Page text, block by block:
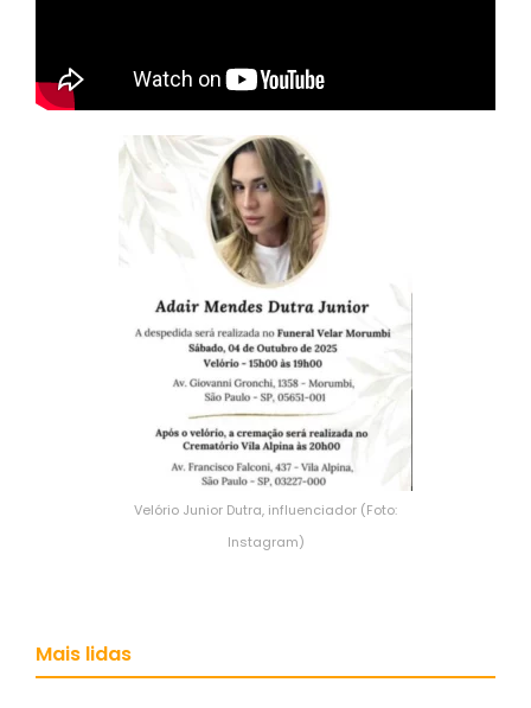
Velório Junior Dutra, influenciador (Foto:
Instagram)
Mais lidas